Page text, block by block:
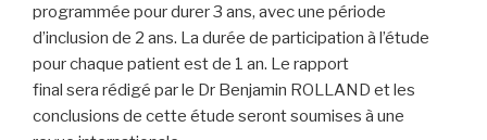
programmée pour durer 3 ans, avec une période
d’inclusion de 2 ans. La durée de participation à l’étude
pour chaque patient est de 1 an. Le rapport
final sera rédigé par le Dr Benjamin ROLLAND et les
conclusions de cette étude seront soumises à une